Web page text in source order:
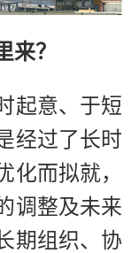
来？
起意、于短
经过了长时
化而拟就，
调整及未来
期组织、协